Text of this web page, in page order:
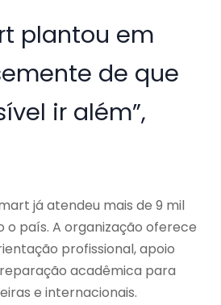
plantou em
de que
ir além”,
já atendeu mais de 9 mil
país. A organização oferece
profissional, apoio
acadêmica para
e internacionais.